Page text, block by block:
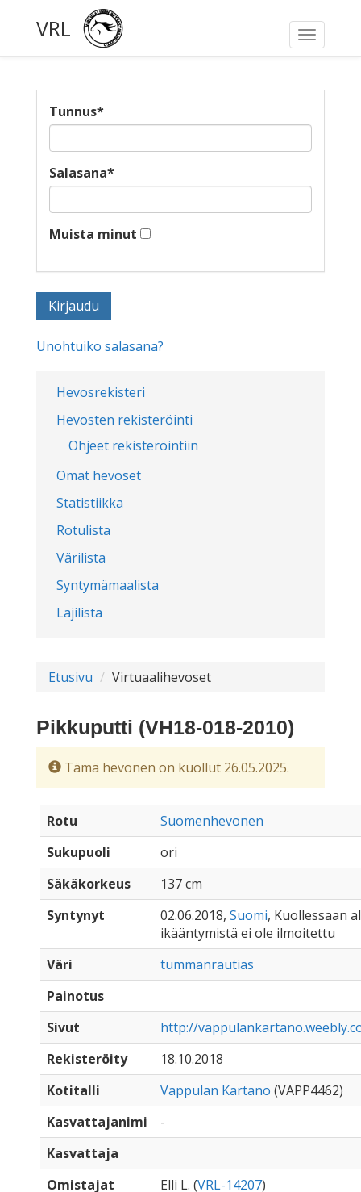
Toggle
VRL
Hevosrekisteri
Hevosten rekisteröinti
Ohjeet rekisteröintiin
Omat hevoset
Statistiikka
Rotulista
Värilista
Syntymämaalista
Lajilista
Tunnus*
Salasana*
Muista minut
Unohtuiko salasana?
Etusivu Virtuaalihevoset
Pikkuputti (VH18-018-2010)
Tämä hevonen on kuollut 26.05.2025.
Rotu
Suomenhevonen
Sukupuoli
ori
Säkäkorkeus
137 cm
Syntynyt
02.06.2018, Suomi, Kuollessaan
ikääntymistä ei ole ilmoitettu
Väri
tummanrautias
Painotus
Sivut
http://
Rekisteröity
18.10.2018
Kotitalli
Vappulan Kartano (VAPP4462)
Kasvattajanimi
-
Kasvattaja
Omistajat
Elli L. (VRL-14207)